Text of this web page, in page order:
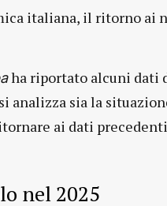
italiana, il ritorno ai
ha riportato alcuni dati
analizza sia la
ai dati
nel 2025